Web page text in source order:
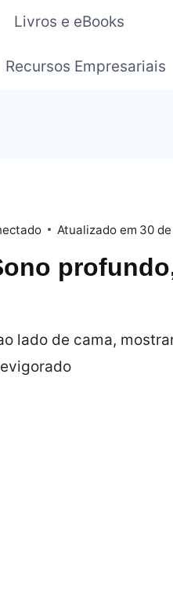
Livros e eBooks
Recursos Empresariais
Atualizado em 30